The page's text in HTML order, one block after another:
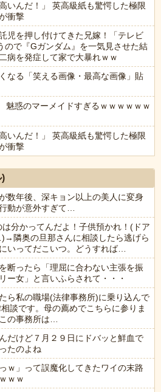
いんだ！」 英高級紙も驚愕した極限
衝撃
児を押し付けてきた兄嫁！「テレビ
ので『Gガンダム』を一気見させた結
を発症して家で大暴れｗｗ
なる「笑える画像・最高な画像」貼
魅惑のマーメイドすぎるｗｗｗｗｗｗ
いんだ！」 英高級紙も驚愕した極限
衝撃
)
数年後、深キョン以上の美人に変身
動が意外すぎて…
分かってんだよ！子供預かれ！(ドア
隣奥の旦那さんに相談したら逃げら
いってだこいつ。どうすれば…
断ったら「理屈に合わない主張を振
ー女」と言いふらされて・・・
ら私の職場(法律事務所)に乗り込んで
談です。母の薦めでこちらに参りま
の事務所は…
だけど７月２９日にドバッと鮮血で
たのよね
ｗ」って誤魔化してきたワイの末路
ｗｗ